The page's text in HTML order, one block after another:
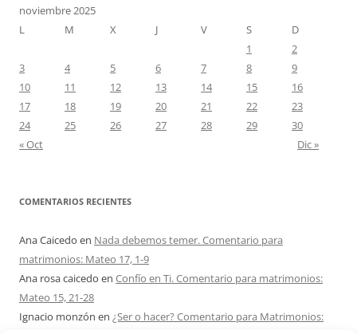
noviembre 2025
L
M X J V S
D
1
2
3
4 5 6 7 8
9
10
11 12 13 14 15
16
17
18 19 20 21 22
23
24
25 26 27 28 29
30
« Oct
Dic »
COMENTARIOS RECIENTES
Ana Caicedo en Nada debemos temer. Comentario para
matrimonios: Mateo 17, 1-9
Ana rosa caicedo en Confío en Ti. Comentario para matrimonios:
Mateo 15, 21-28
Ignacio monzón en ¿Ser o hacer? Comentario para Matrimonios: